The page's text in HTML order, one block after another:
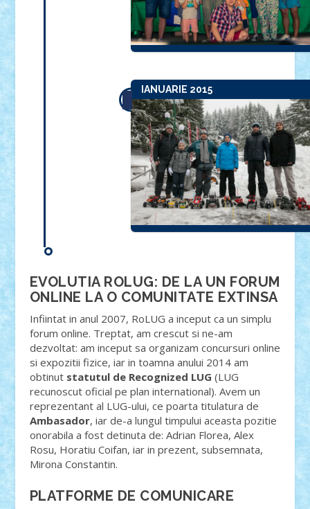
IANUARIE 2015
EVOLUTIA ROLUG: DE LA UN FORUM
ONLINE LA O COMUNITATE EXTINSA
Infiintat in anul 2007, RoLUG a inceput ca un simplu
forum online. Treptat, am crescut si ne-am
dezvoltat: am inceput sa organizam concursuri online
si expozitii fizice, iar in toamna anului 2014 am
obtinut statutul de Recognized LUG (LUG
recunoscut oficial pe plan international). Avem un
reprezentant al LUG-ului, ce poarta titulatura de
Ambasador, iar de-a lungul timpului aceasta pozitie
onorabila a fost detinuta de: Adrian Florea, Alex
Rosu, Horatiu Coifan, iar in prezent, subsemnata,
Mirona Constantin.
PLATFORME DE COMUNICARE